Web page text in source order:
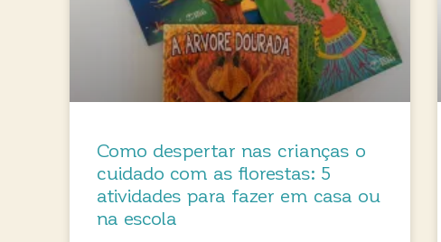
Como despertar nas crianças o
cuidado com as florestas: 5
atividades para fazer em casa ou
na escola